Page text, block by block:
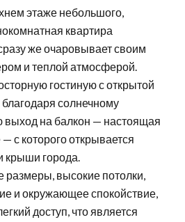
этаже небольшого,
квартира
же очаровывает своим
и теплой атмосферой.
гостиную с открытой
солнечному
на балкон — настоящая
с которого открывается
крыши города.
высокие потолки,
и окружающее спокойствие,
доступ, что является